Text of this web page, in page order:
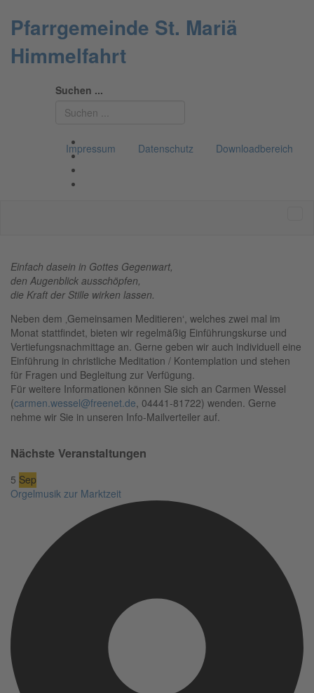
Pfarrgemeinde St. Mariä
Himmelfahrt
Suchen ...
Impressum Datenschutz Downloadbereich
Einfach dasein in Gottes Gegenwart,
den Augenblick ausschöpfen,
die Kraft der Stille wirken lassen.
Neben dem ‚Gemeinsamen Meditieren‘, welches zwei mal im
Monat stattfindet, bieten wir regelmäßig Einführungskurse und
Vertiefungsnachmittage an. Gerne geben wir auch individuell eine
Einführung in christliche Meditation / Kontemplation und stehen
für Fragen und Begleitung zur Verfügung.
Für weitere Informationen können Sie sich an Carmen Wessel
(carmen.wessel@freenet.de , 04441-81722) wenden. Gerne
nehme wir Sie in unseren Info-Mailverteiler auf.
Nächste Veranstaltungen
5 Sep
Orgelmusik zur Marktzeit